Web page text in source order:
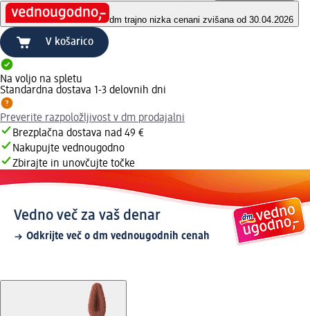
dm trajno nizka cenani zvišana od 30.04.2026
V košarico
Na voljo na spletu
Standardna dostava 1-3 delovnih dni
Preverite razpoložljivost v dm prodajalni
Brezplačna dostava nad 49 €
Nakupujte vednougodno
Zbirajte in unovčujte točke
Vedno več za vaš denar
Odkrijte več o dm vednougodnih cenah